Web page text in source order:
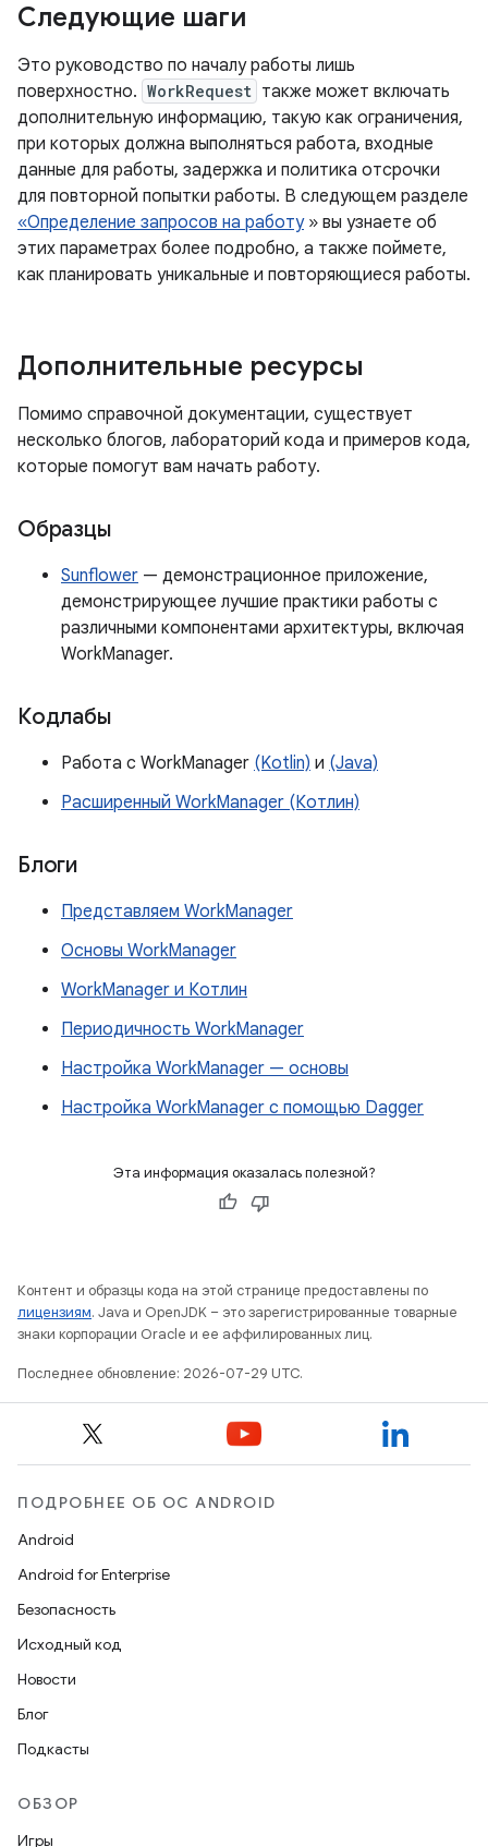
Следующие шаги
Это руководство по началу работы лишь
поверхностно. WorkRequest также может включать
дополнительную информацию, такую ​​как ограничения,
при которых должна выполняться работа, входные
данные для работы, задержка и политика отсрочки
для повторной попытки работы. В следующем разделе
«Определение запросов на работу» вы узнаете об
этих параметрах более подробно, а также поймете,
как планировать уникальные и повторяющиеся работы.
Дополнительные ресурсы
Помимо справочной документации, существует
несколько блогов, лабораторий кода и примеров кода,
которые помогут вам начать работу.
Образцы
Sunflower — демонстрационное приложение,
демонстрирующее лучшие практики работы с
различными компонентами архитектуры, включая
WorkManager.
Кодлабы
Работа с WorkManager (Kotlin) и (Java)
Расширенный WorkManager (Котлин)
Блоги
Представляем WorkManager
Основы WorkManager
WorkManager и Котлин
Периодичность WorkManager
Настройка WorkManager — основы
Настройка WorkManager с помощью Dagger
Эта информация оказалась полезной?
Контент и образцы кода на этой странице предоставлены по
лицензиям. Java и OpenJDK – это зарегистрированные товарные
знаки корпорации Oracle и ее аффилированных лиц.
Последнее обновление: 2026-07-29 UTC.
ПОДРОБНЕЕ ОБ ОС ANDROID
Android
Android for Enterprise
Безопасность
Исходный код
Новости
Блог
Подкасты
ОБЗОР
Игры